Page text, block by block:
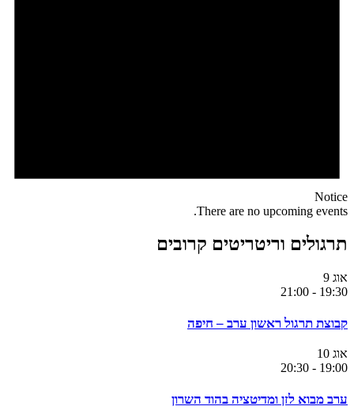
Notice
There are no upcoming events.
תרגולים וריטריטים קרובים
אוג 9
19:30
-
21:00
קבוצת תרגול ראשון ערב – חיפה
אוג 10
19:00
-
20:30
ערב מבוא לזן ומדיטציה בהוד השרון